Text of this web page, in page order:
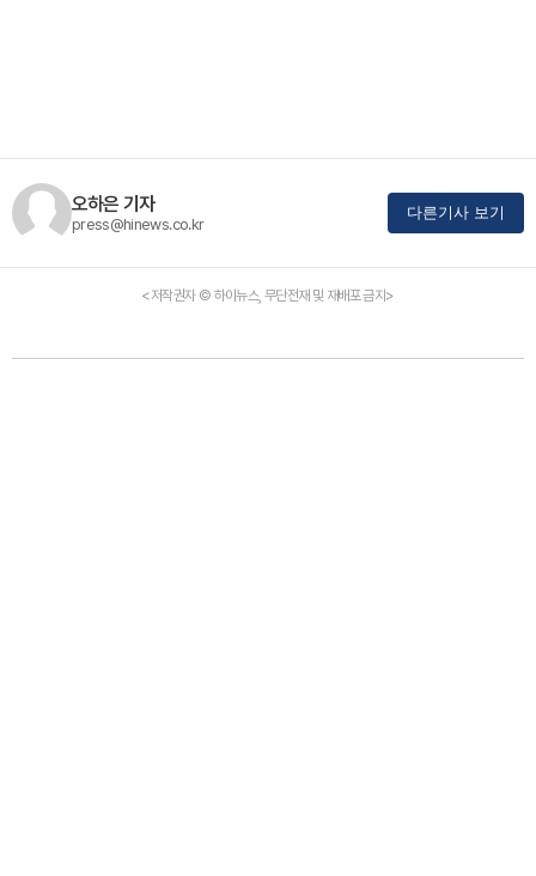
오하은 기자
press@hinews.co.kr
다른기사 보기
<저작권자 © 하이뉴스, 무단전재 및 재배포 금지>